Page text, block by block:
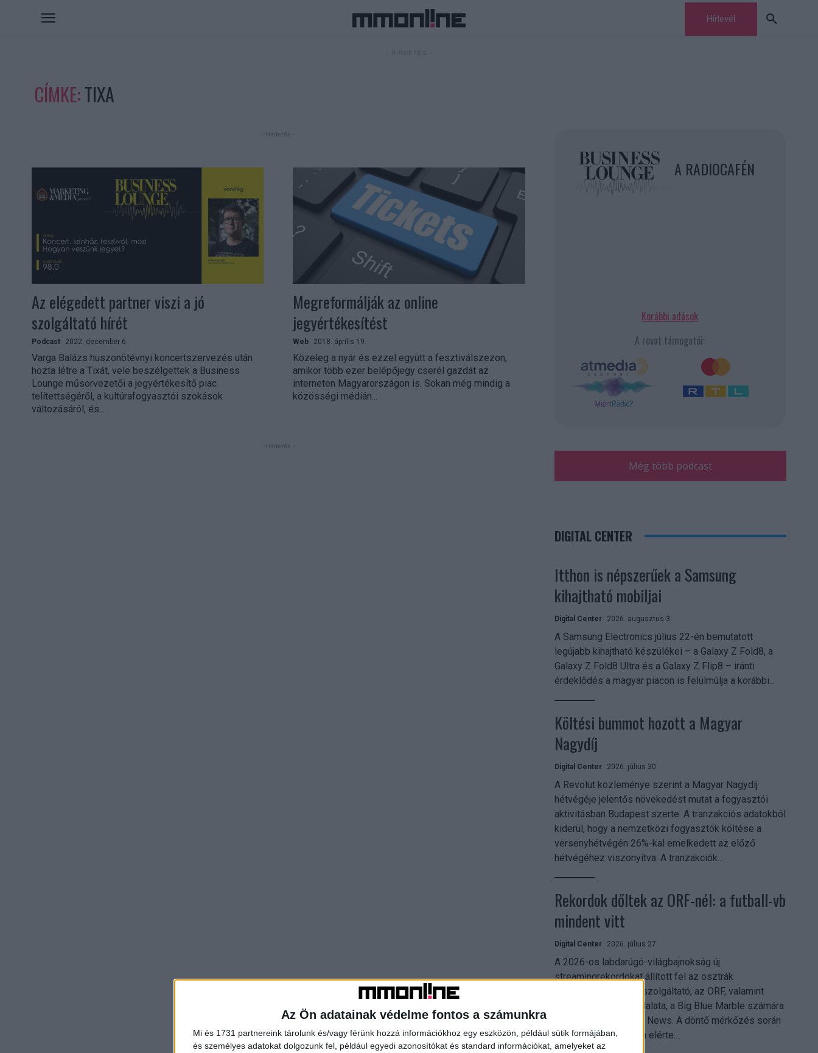
Az Ön adatainak védelme fontos a számunkra
Mi és 1731 partnereink tárolunk és/vagy férünk hozzá információkhoz egy eszközön, például sütik formájában,
és személyes adatokat dolgozunk fel, például egyedi azonosítókat és standard információkat, amelyeket az
Hírlevél
CÍMKE: TIXA
- Hirdetés -
Az elégedett partner viszi a jó
szolgáltató hírét
Podcast 2022. december 6.
Varga Balázs huszonötévnyi koncertszervezés után
hozta létre a Tixát, vele beszélgettek a Business
Lounge műsorvezetői a jegyértékesítő piac
telítettségéről, a kultúrafogyasztói szokások
változásáról, és...
Megreformálják az online
jegyértékesítést
Web 2018. április 19.
Közeleg a nyár és ezzel együtt a fesztiválszezon,
amikor több ezer belépőjegy cserél gazdát az
interneten Magyarországon is. Sokan még mindig a
közösségi médián...
- Hirdetés -
A RADIOCAFÉN
Korábbi adások
A rovat támogatói:
Még több podcast
DIGITAL CENTER
Itthon is népszerűek a Samsung
kihajtható mobiljai
Digital Center 2026. augusztus 3.
A Samsung Electronics július 22-én bemutatott
legújabb kihajtható készülékei – a Galaxy Z Fold8, a
Galaxy Z Fold8 Ultra és a Galaxy Z Flip8 – iránti
érdeklődés a magyar piacon is felülmúlja a korábbi...
Költési bummot hozott a Magyar
Nagydíj
Digital Center 2026. július 30.
A Revolut közleménye szerint a Magyar Nagydíj
hétvégéje jelentős növekedést mutat a fogyasztói
aktivitásban Budapest szerte. A tranzakciós adatokból
kiderül, hogy a nemzetközi fogyasztók költése a
versenyhétvégén 26%-kal emelkedett az előző
hétvégéhez viszonyítva. A tranzakciók...
Rekordok dőltek az ORF-nél: a futball-vb
mindent vitt
Digital Center 2026. július 27.
A 2026-os labdarúgó-világbajnokság új
streamingrekordokat állított fel az osztrák
közszolgálati műsorszolgáltató, az ORF, valamint
technológiai leányvállalata, a Big Blue Marble számára
– írja a Broadband TV News. A döntő mérkőzés során
az átlagos nézőszám elérte...